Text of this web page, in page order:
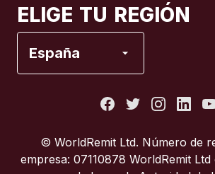
ELIGE TU REGIÓN
España
© WorldRemit Ltd. Número de
empresa: 07110878 WorldRemit